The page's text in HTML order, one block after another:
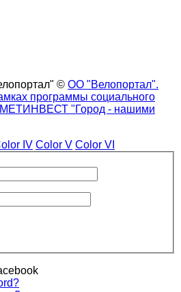
© ОО "Велопортал".
программы социального
МЕТИНВЕСТ "Город - нашими
IV Color V Color VI